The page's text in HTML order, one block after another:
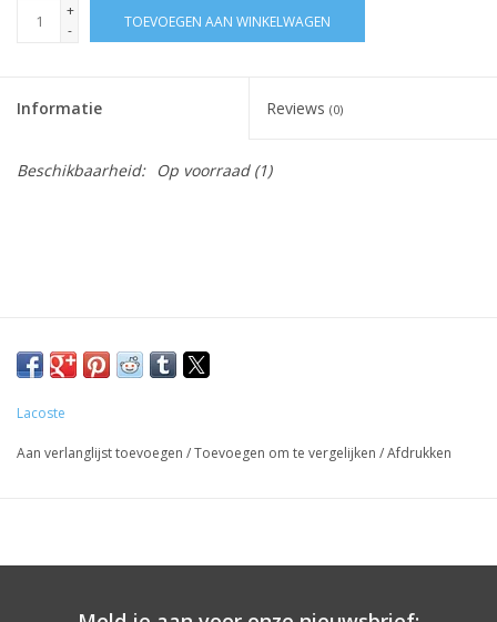
+
-
TOEVOEGEN AAN WINKELWAGEN
Informatie Reviews (0)
Beschikbaarheid: Op voorraad(1)
Lacoste
Aan verlanglijst toevoegen /Toevoegen om te vergelijken /Afdrukken